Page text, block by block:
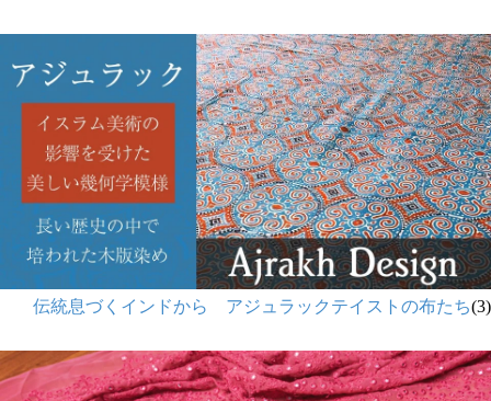
伝統息づくインドから アジュラックテイストの布たち(3)